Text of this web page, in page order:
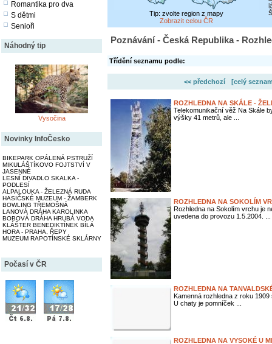
Romantika pro dva
S dětmi
Senioři
Náhodný tip
Vysočina
Novinky InfoČesko
BIKEPARK OPÁLENÁ PSTRUŽÍ
MIKULÁŠTÍKOVO FOJTSTVÍ V
JASENNÉ
LESNÍ DIVADLO SKALKA -
PODLESÍ
ALPALOUKA - ŽELEZNÁ RUDA
HASIČSKÉ MUZEUM - ŽAMBERK
BOWLING TŘEMOŠNÁ
LANOVÁ DRÁHA KAROLINKA
BOBOVÁ DRÁHA HRUBÁ VODA
KLÁŠTER BENEDIKTÍNEK BÍLÁ
HORA - PRAHA, ŘEPY
MUZEUM RAPOTÍNSKÉ SKLÁRNY
Počasí v ČR
Tip: zvolte region z mapy
Zobrazit celou ČR
Poznávání - Česká Republika -
Třídění seznamu podle:
<< předchozí [celý
ROZHLEDNA NA SKÁLE -
Telekomunikační věž Na Skále
výšky 41 metrů, ale ...
ROZHLEDNA NA SOKOLÍM
Rozhledna na Sokolím vrchu je
uvedena do provozu 1.5.2004. ...
ROZHLEDNA NA
Kamenná rozhledna z roku
U chaty je pomníček ...
ROZHLEDNA NA VYSOKÉ U